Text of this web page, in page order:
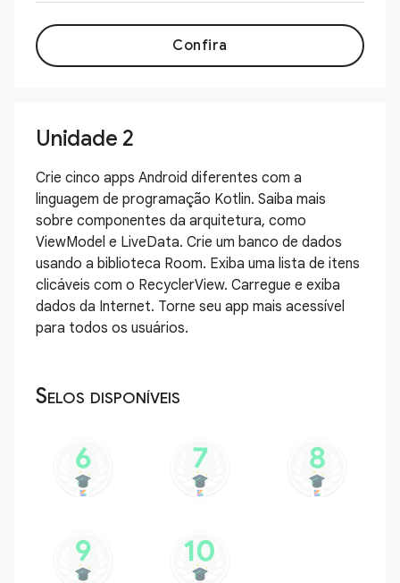
Confira
Unidade 2
Crie cinco apps Android diferentes com a
linguagem de programação Kotlin. Saiba mais
sobre componentes da arquitetura, como
ViewModel e LiveData. Crie um banco de dados
usando a biblioteca Room. Exiba uma lista de itens
clicáveis com o RecyclerView. Carregue e exiba
dados da Internet. Torne seu app mais acessível
para todos os usuários.
Selos disponíveis